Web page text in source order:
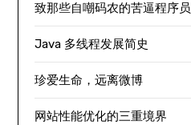
致那些自嘲码农的苦逼程序员
Java 多线程发展简史
珍爱生命，远离微博
网站性能优化的三重境界